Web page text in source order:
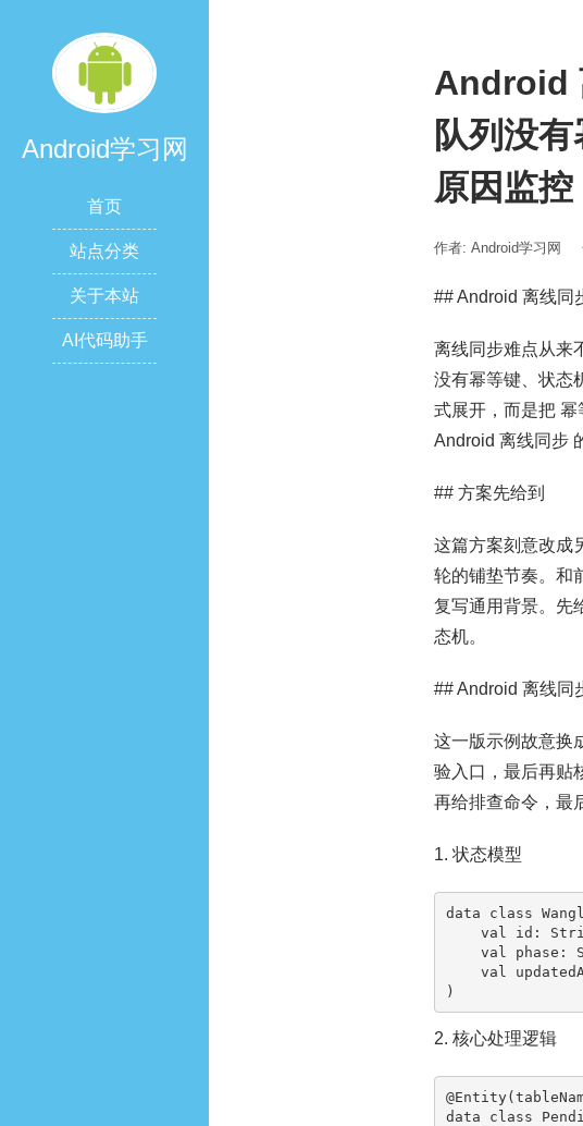
Android学习网
首页
站点分类
关于本站
AI代码助手
Android
队列没
原因监控
作者: Android学习网
## Android 离线同
离线同步难点从来
没有幂等键、状态
式展开，而是把
Android 离线同步
## 方案先给到
这篇方案刻意改成
轮的铺垫节奏。和
复写通用背景。先
态机。
## Android 离线同
这一版示例故意换
验入口，最后再贴
再给排查命令，最
1. 状态模型
data class
)
2. 核心处理逻辑
data class